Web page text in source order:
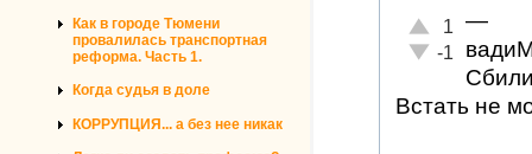
Как в городе Тюмени
провалилась транспортная
реформа. Часть 1.
Когда судья в доле
КОРРУПЦИЯ... а без нее никак
Отлично!
1
Неадекватно!
-1
—
Встать не